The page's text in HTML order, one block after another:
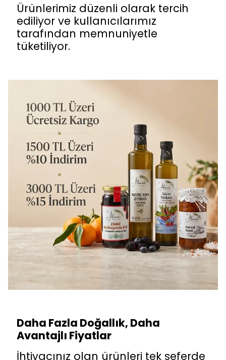
Ürünlerimiz düzenli olarak tercih
ediliyor ve kullanıcılarımız
tarafından memnuniyetle
tüketiliyor.
Daha Fazla Doğallık, Daha
Avantajlı Fiyatlar
İhtiyacınız olan ürünleri tek seferde